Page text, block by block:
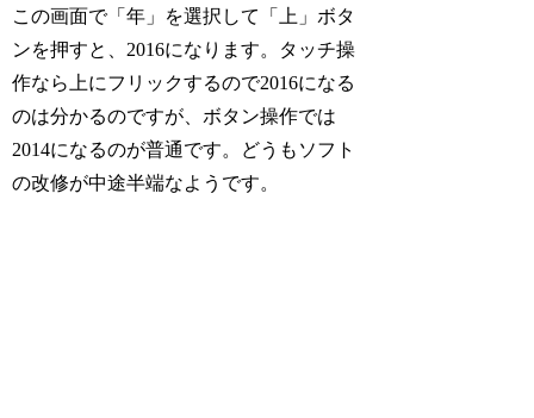
この画面で「年」を選択して「上」ボタ
ンを押すと、2016になります。タッチ操
作なら上にフリックするので2016になる
のは分かるのですが、ボタン操作では
2014になるのが普通です。どうもソフト
の改修が中途半端なようです。